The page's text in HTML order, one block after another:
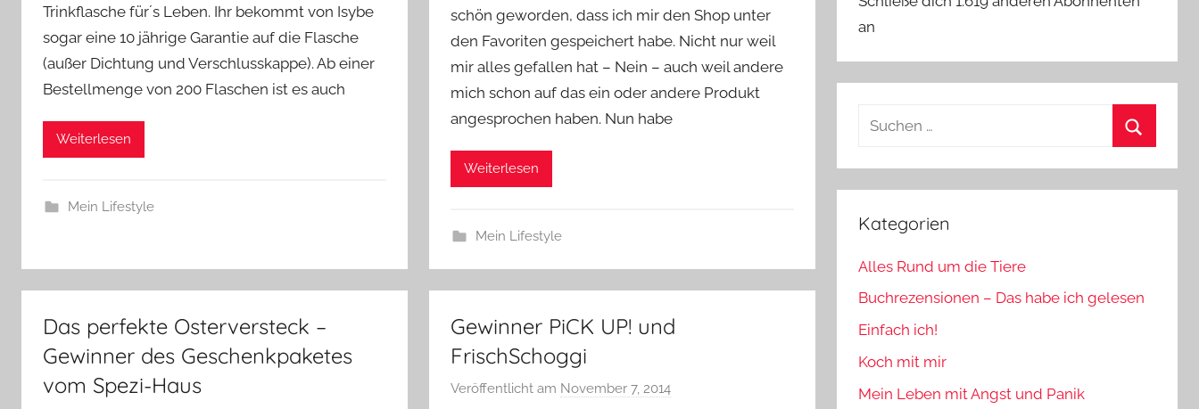
Trinkflasche für´s Leben. Ihr bekommt von Isybe
sogar eine 10 jährige Garantie auf die Flasche
(außer Dichtung und Verschlusskappe). Ab einer
Bestellmenge von 200 Flaschen ist es auch
Weiterlesen
Mein Lifestyle
schön geworden, dass ich mir den Shop unter
den Favoriten gespeichert habe. Nicht nur weil
mir alles gefallen hat – Nein – auch weil andere
mich schon auf das ein oder andere Produkt
angesprochen haben. Nun habe
Weiterlesen
Mein Lifestyle
Das perfekte Osterversteck –
Gewinner des Geschenkpaketes
vom Spezi-Haus
Gewinner PiCK UP! und
FrischSchoggi
Veröffentlicht am November 7, 2014
an
Suchen
Kategorien
Alles Rund um die Tiere
Buchrezensionen – Das habe ich gelesen
Einfach ich!
Koch mit mir
Mein Leben mit Angst und Panik